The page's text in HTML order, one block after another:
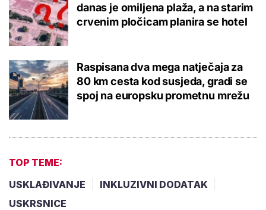
danas je omiljena plaža, a na starim
crvenim pločicam planira se hotel
Raspisana dva mega natječaja za
80 km cesta kod susjeda, gradi se
spoj na europsku prometnu mrežu
TOP TEME:
USKLAĐIVANJE
INKLUZIVNI DODATAK
USKRSNICE